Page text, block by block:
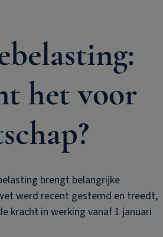
het voor
brengt belangrijke
werd recent gestemd en treedt,
kracht in werking vanaf 1 januari